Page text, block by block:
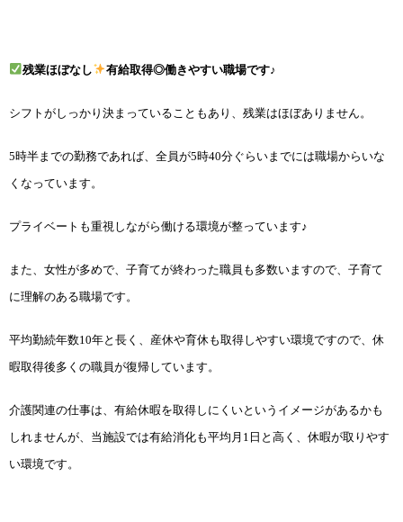
残業ほぼなし 有給取得◎働きやすい職場です♪
シフトがしっかり決まっていることもあり、残業はほぼありません。
5時半までの勤務であれば、全員が5時40分ぐらいまでには職場からいな
くなっています。
プライベートも重視しながら働ける環境が整っています♪
また、女性が多めで、子育てが終わった職員も多数いますので、子育て
に理解のある職場です。
平均勤続年数10年と長く、産休や育休も取得しやすい環境ですので、休
暇取得後多くの職員が復帰しています。
介護関連の仕事は、有給休暇を取得しにくいというイメージがあるかも
しれませんが、当施設では有給消化も平均月1日と高く、休暇が取りやす
い環境です。